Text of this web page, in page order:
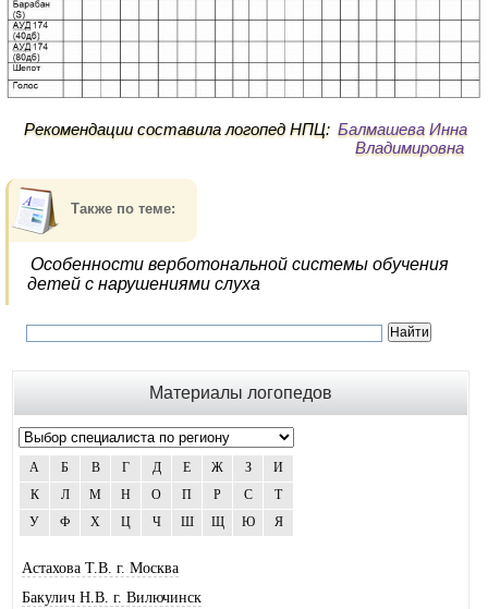
Рекомендации составила логопед НПЦ: Балмашева Инна
Владимировна
Также по теме:
Особенности верботональной системы обучения
детей с нарушениями слуха
Материалы логопедов
А Б В Г Д Е Ж З
И
К
Л М Н О П Р С
Т
У
Ф Х Ц Ч Ш Щ Ю Я
Астахова Т.В. г. Москва
Бакулич Н.В. г. Вилючинск